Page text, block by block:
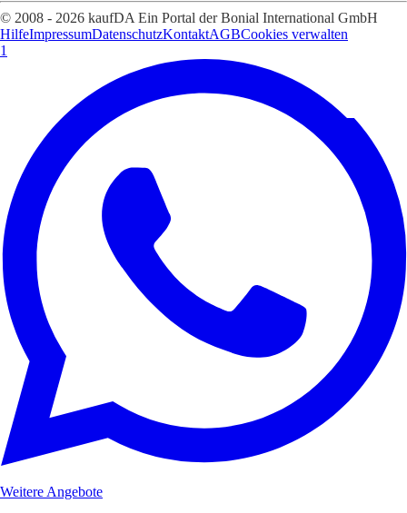
© 2008 - 2026 kaufDA Ein Portal der Bonial International GmbH
HilfeImpressumDatenschutzKontaktAGBCookies verwalten
1
Weitere Angebote